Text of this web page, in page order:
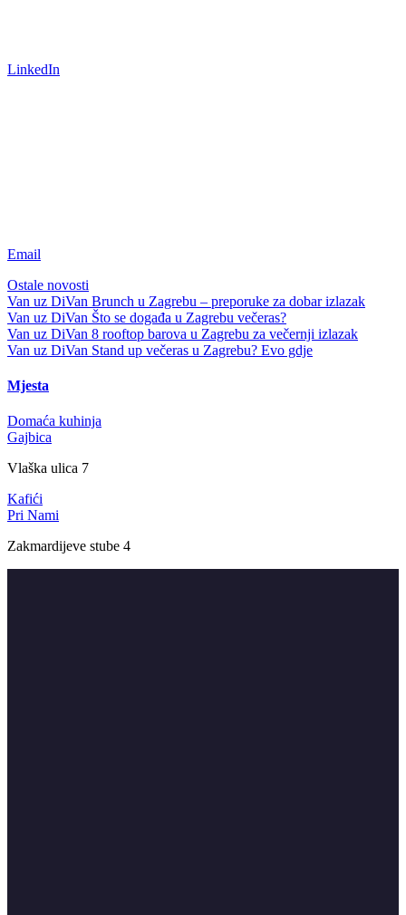
LinkedIn
Email
Ostale novosti
Van uz DiVan Brunch u Zagrebu – preporuke za dobar izlazak
Van uz DiVan Što se događa u Zagrebu večeras?
Van uz DiVan 8 rooftop barova u Zagrebu za večernji izlazak
Van uz DiVan Stand up večeras u Zagrebu? Evo gdje
Mjesta
Domaća kuhinja
Gajbica
Vlaška ulica 7
Kafići
Pri Nami
Zakmardijeve stube 4